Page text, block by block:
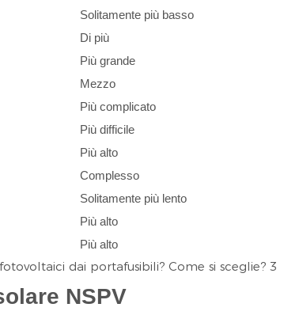
Solitamente più basso
Di più
Più grande
Mezzo
Più complicato
Più difficile
Più alto
Complesso
Solitamente più lento
Più alto
Più alto
NSPV